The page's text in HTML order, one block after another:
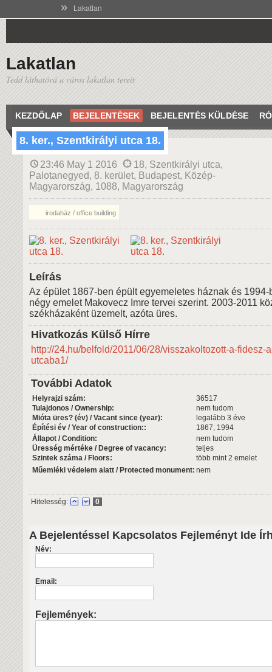
» Lakatlan
Lakatlan
Tedd láthatóvá a város lakatlan tereit
KEZDŐLAP BEJELENTÉSEK BEJELENTÉS KÜLDÉSE
8. ker., Szentkirályi utca 18.
23:46 May 1 2016
18, Szentkirályi utca,
Palotanegyed, 8. kerület, Budapest, Közép-
Magyarország, 1088, Magyarország
irodaház / office building
Leírás
Az épület 1867-ben épült egyemeletes háznak és 1994-
négy emelet Makovecz Imre tervei szerint. 2003-2011
székházaként üzemelt, azóta üres.
Hivatkozás Külső Hírre
http://24.hu/belfold/2011/06/28/visszakoltozott-a-fidesz-
utcaba1/
További Adatok
Helyrajzi szám:
36517
Tulajdonos / Ownership:
nem tudom
Mióta üres? (év) / Vacant since (year):
legalább 3 éve
Építési év / Year of construction::
1867, 1994
Állapot / Condition:
nem tudom
Üresség mértéke / Degree of vacancy:
teljes
Szintek száma / Floors:
több mint 2 emelet
Műemléki védelem alatt / Protected monument: nem
Hitelesség: 0
A Bejelentéssel Kapcsolatos Fejleményt Ide
Név:
Email:
Fejlemények: